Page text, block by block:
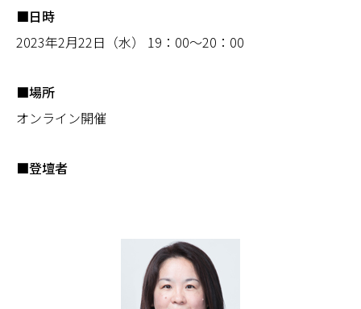
■日時
2023年2月22日（水） 19：00～20：00
■場所
オンライン開催
■登壇者